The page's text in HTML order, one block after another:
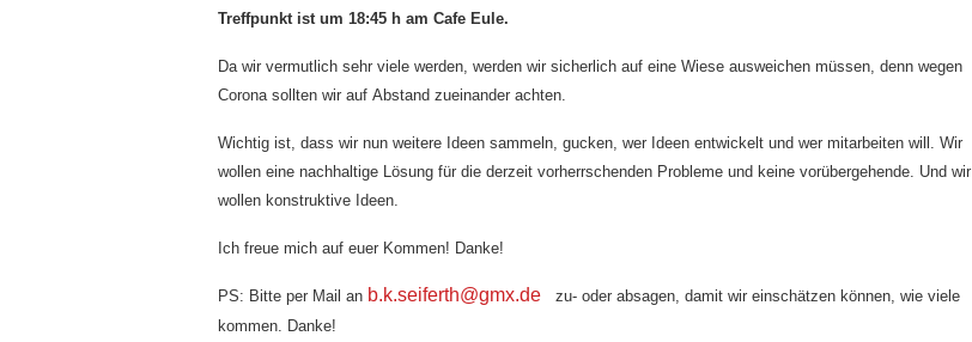
Treffpunkt ist um 18:45 h am Cafe Eule.
Da wir vermutlich sehr viele werden, werden wir sicherlich auf eine Wiese ausweichen müssen, denn wegen
Corona sollten wir auf Abstand zueinander achten.
Wichtig ist, dass wir nun weitere Ideen sammeln, gucken, wer Ideen entwickelt und wer mitarbeiten will. Wir
wollen eine nachhaltige Lösung für die derzeit vorherrschenden Probleme und keine vorübergehende. Und wir
wollen konstruktive Ideen.
Ich freue mich auf euer Kommen! Danke!
PS: Bitte per Mail an b.k.seiferth@gmx.de zu- oder absagen, damit wir einschätzen können, wie viele
kommen. Danke!